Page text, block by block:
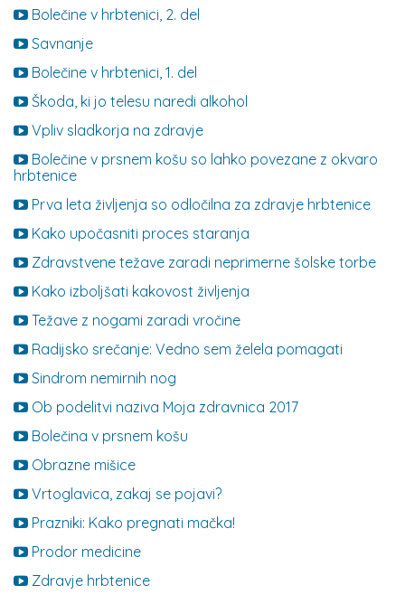
Bolečine v hrbtenici, 2. del
Savnanje
Bolečine v hrbtenici, 1. del
Škoda, ki jo telesu naredi alkohol
Vpliv sladkorja na zdravje
Bolečine v prsnem košu so lahko povezane z okvaro
hrbtenice
Prva leta življenja so odločilna za zdravje hrbtenice
Kako upočasniti proces staranja
Zdravstvene težave zaradi neprimerne šolske torbe
Kako izboljšati kakovost življenja
Težave z nogami zaradi vročine
Radijsko srečanje: Vedno sem želela pomagati
Sindrom nemirnih nog
Ob podelitvi naziva Moja zdravnica 2017
Bolečina v prsnem košu
Obrazne mišice
Vrtoglavica, zakaj se pojavi?
Prazniki: Kako pregnati mačka!
Prodor medicine
Zdravje hrbtenice